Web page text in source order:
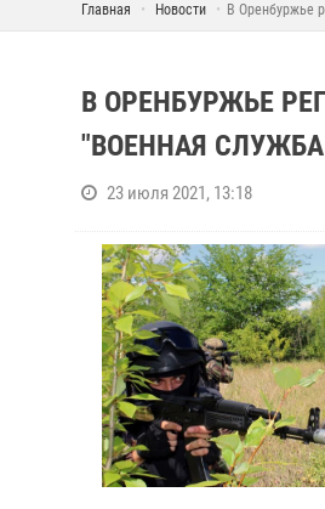
Главная Новости В Оренбуржье
В ОРЕНБУРЖЬЕ
"ВОЕННАЯ
23 июля 2021, 13:18